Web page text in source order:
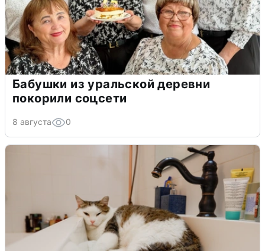
Бабушки из уральской деревни
покорили соцсети
8 августа 0